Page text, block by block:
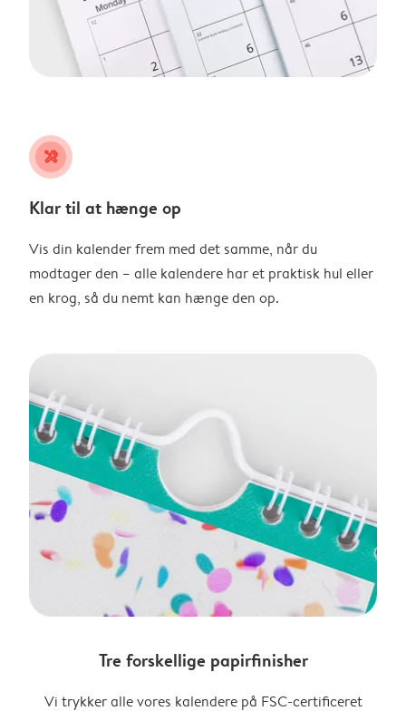
tools
Klar til at hænge op
Vis din kalender frem med det samme, når du
modtager den – alle kalendere har et praktisk hul eller
en krog, så du nemt kan hænge den op.
Tre forskellige papirfinisher
Vi trykker alle vores kalendere på FSC-certificeret